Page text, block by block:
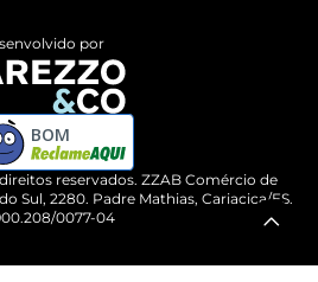
reservados. ZZAB Comércio de
Sul, 2280. Padre Mathias, Cariacica/ES.
0077-04
por
BOM